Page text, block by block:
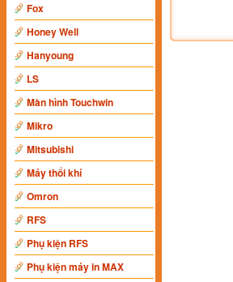
Fox
Honey Well
Hanyoung
LS
Màn hình Touchwin
Mikro
Mitsubishi
Máy thổi khí
Omron
RFS
Phụ kiện RFS
Phụ kiện máy in MAX